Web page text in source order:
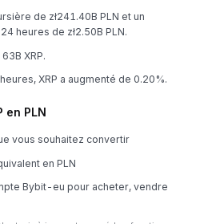
de zł241.40B PLN et un
heures de zł2.50B PLN.
XRP.
XRP a augmenté de 0.20%.
en PLN
vous souhaitez convertir
en PLN
Bybit-eu pour acheter, vendre